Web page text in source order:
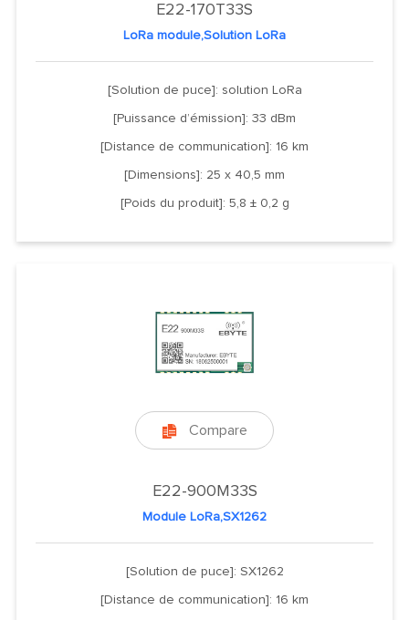
E22-170T33S
LoRa module,Solution LoRa
[Solution de puce]: solution LoRa
[Puissance d’émission]: 33 dBm
[Distance de communication]: 16 km
[Dimensions]: 25 x 40,5 mm
[Poids du produit]: 5,8 ± 0,2 g
 Compare
E22-900M33S
Module LoRa,SX1262
[Solution de puce]: SX1262
[Distance de communication]: 16 km